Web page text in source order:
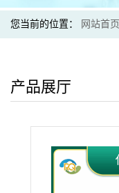
您当前的位置： 网站首页
产品展厅